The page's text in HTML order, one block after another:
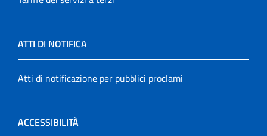
ATTI DI NOTIFICA
Atti di notificazione per pubblici proclami
ACCESSIBILITÀ